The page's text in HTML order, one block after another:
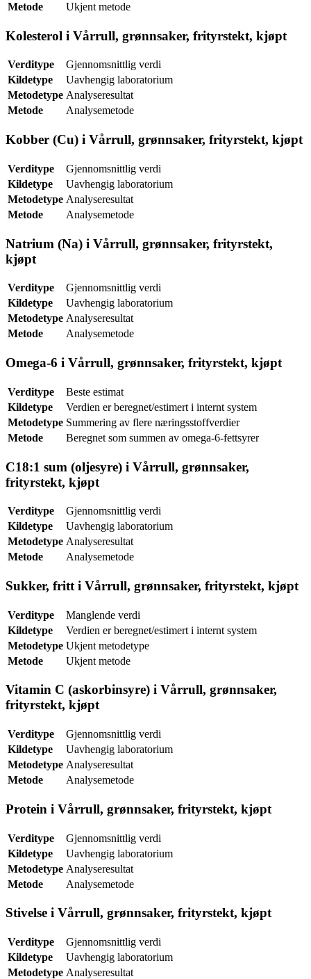
Metode
Ukjent metode
Kolesterol i Vårrull, grønnsaker, frityrstekt, kjøpt
Verditype
Gjennomsnittlig verdi
Kildetype
Uavhengig laboratorium
Metodetype Analyseresultat
Metode
Analysemetode
Kobber (Cu) i Vårrull, grønnsaker, frityrstekt, kjøpt
Verditype
Gjennomsnittlig verdi
Kildetype
Uavhengig laboratorium
Metodetype Analyseresultat
Metode
Analysemetode
Natrium (Na) i Vårrull, grønnsaker, frityrstekt,
kjøpt
Verditype
Gjennomsnittlig verdi
Kildetype
Uavhengig laboratorium
Metodetype Analyseresultat
Metode
Analysemetode
Omega-6 i Vårrull, grønnsaker, frityrstekt, kjøpt
Verditype
Beste estimat
Kildetype
Verdien er beregnet/estimert i internt system
Metodetype Summering av flere næringsstoffverdier
Metode
Beregnet som summen av omega-6-fettsyrer
C18:1 sum (oljesyre) i Vårrull, grønnsaker,
frityrstekt, kjøpt
Verditype
Gjennomsnittlig verdi
Kildetype
Uavhengig laboratorium
Metodetype Analyseresultat
Metode
Analysemetode
Sukker, fritt i Vårrull, grønnsaker, frityrstekt, kjøpt
Verditype
Manglende verdi
Kildetype
Verdien er beregnet/estimert i internt system
Metodetype Ukjent metodetype
Metode
Ukjent metode
Vitamin C (askorbinsyre) i Vårrull, grønnsaker,
frityrstekt, kjøpt
Verditype
Gjennomsnittlig verdi
Kildetype
Uavhengig laboratorium
Metodetype Analyseresultat
Metode
Analysemetode
Protein i Vårrull, grønnsaker, frityrstekt, kjøpt
Verditype
Gjennomsnittlig verdi
Kildetype
Uavhengig laboratorium
Metodetype Analyseresultat
Metode
Analysemetode
Stivelse i Vårrull, grønnsaker, frityrstekt, kjøpt
Verditype
Gjennomsnittlig verdi
Kildetype
Uavhengig laboratorium
Metodetype Analyseresultat